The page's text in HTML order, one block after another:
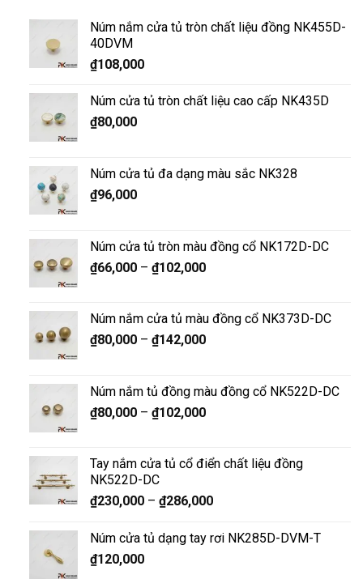
Núm nắm cửa tủ tròn chất liệu đồng NK455D-
40DVM
₫108,000
Núm cửa tủ tròn chất liệu cao cấp NK435D
₫80,000
Núm cửa tủ đa dạng màu sắc NK328
₫96,000
Núm cửa tủ tròn màu đồng cổ NK172D-DC
₫66,000– ₫102,000
Núm nắm cửa tủ màu đồng cổ NK373D-DC
₫80,000– ₫142,000
Núm nắm tủ đồng màu đồng cổ NK522D-DC
₫80,000– ₫102,000
Tay nắm cửa tủ cổ điển chất liệu đồng
NK522D-DC
₫230,000– ₫286,000
Núm cửa tủ dạng tay rơi NK285D-DVM-T
₫120,000